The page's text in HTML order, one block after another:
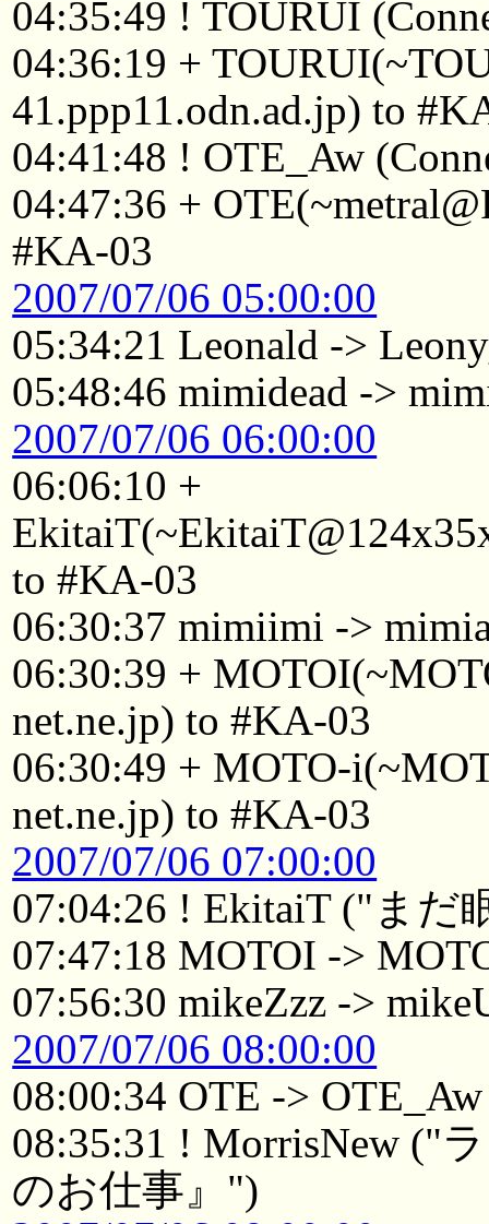
04:35:49 ! TOURUI
04:36:19 +
41.ppp11.odn.ad.jp) to
04:41:48 ! OTE_Aw
04:47:36 +
#KA-03
2007/07/06 05:00:00
05:34:21 Leonald ->
05:48:46 mimidead ->
2007/07/06 06:00:00
06:06:10 +
to #KA-03
06:30:37 mimiimi ->
06:30:39 +
net.ne.jp) to #KA-03
06:30:49 + MOTO-
net.ne.jp) to #KA-03
2007/07/06 07:00:00
07:04:26 ! EkitaiT ("まだ
07:47:18 MOTOI ->
07:56:30 mikeZzz ->
2007/07/06 08:00:00
08:00:34 OTE -> OTE_Aw
08:35:31 ! MorrisNew ("
のお仕事』")